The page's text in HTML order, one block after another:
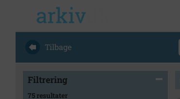
Tilbage
Filtrering
75 resultater